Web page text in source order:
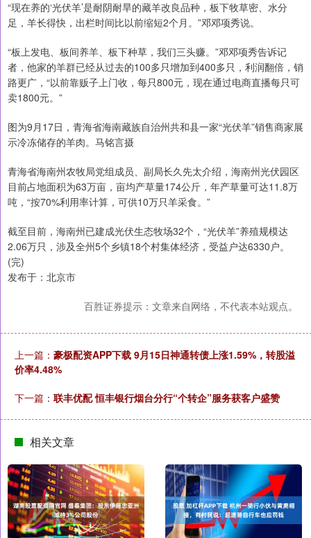
“现在养的‘光伏羊’是耐阴耐旱的藏羊改良品种，板下牧草密、水分
足，羊长得快，出栏时间比以前缩短2个月。”邓邓项秀说。
“板上发电、板间养羊、板下种草，我们三头赚。”邓邓项秀告诉记
者，他家的羊群已经从过去的100多只增加到400多只，利润翻倍，销
路更广，“以前靠贩子上门收，每只800元，现在通过电商直播每只可
卖1800元。”
图为9月17日，青海省海南藏族自治州共和县一家“光伏羊”销售商家展
示冷冻储存的羊肉。马铭言摄
青海省海南州农牧局党组成员、副局长久先太介绍，海南州光伏园区
目前占地面积为63万亩，亩均产草量174公斤，年产草量可达11.8万
吨，“按70%利用率计算，可供10万只羊采食。”
截至目前，海南州已建成光伏生态牧场32个，“光伏羊”养殖规模达
2.06万只，涉及全州5个乡镇18个村集体经济，受益户达6330户。
(完)
发布于：北京市
百胜证券提示：文章来自网络，不代表本站观点。
上一篇： 豪极配资APP下载 9月15日神通转债上涨1.59%，转股溢
价率4.48%
下一篇： 联丰优配 恒丰银行烟台分行“个转企”服务获客户盛赞
相关文章